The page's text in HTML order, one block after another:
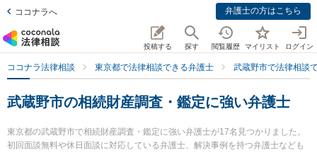
ココナラへ 弁護士の方はこちら
投稿する 探す 閲覧履歴 マイリスト ログイン
ココナラ法律相談 東京都で法律相談できる弁護士 武蔵野市で法律相談
武蔵野市の相続財産調査・鑑定に強い弁護士
東京都の武蔵野市で相続財産調査・鑑定に強い弁護士が17名見つかりました。
初回面談無料や休日面談に対応している弁護士、解決事例を持つ弁護士なども